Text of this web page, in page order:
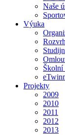
Naše
Výuka
Školní
Projekty
2009
2010
2011
2012
2013